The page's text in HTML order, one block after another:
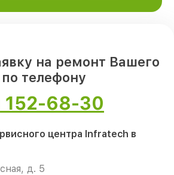
на ремонт Вашего
телефону
152-68-30
центра Infratech в
д. 5